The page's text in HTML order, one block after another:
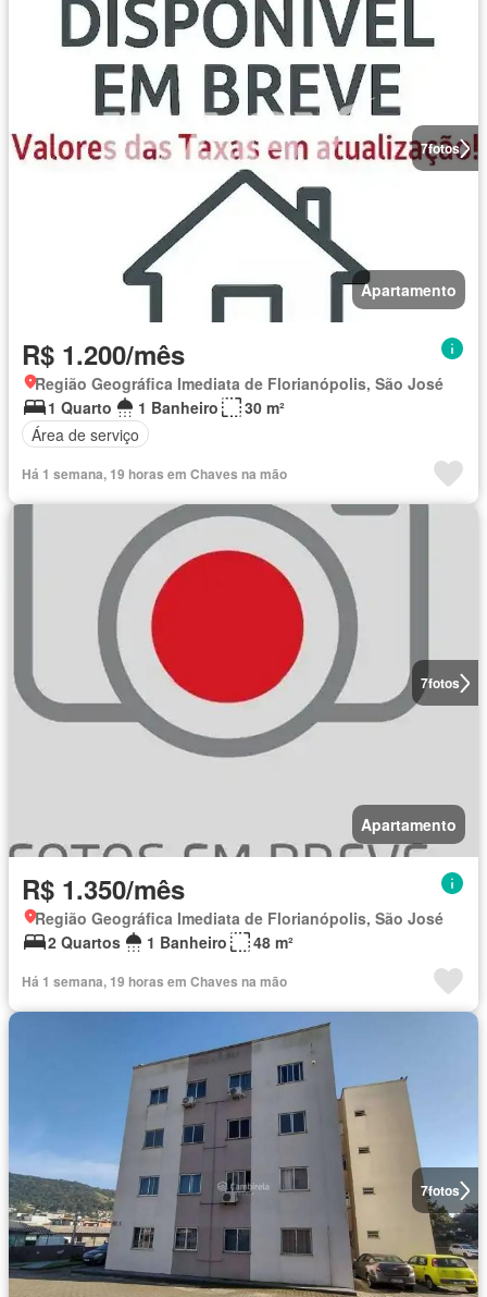
7fotos
Apartamento
R$ 1.200/mês
Região Geográfica Imediata de Florianópolis, São José
1 Quarto
1 Banheiro
30 m²
Área de serviço
Há 1 semana, 19 horas em Chaves na mão
7fotos
Apartamento
R$ 1.350/mês
Região Geográfica Imediata de Florianópolis, São José
2 Quartos
1 Banheiro 48 m²
Há 1 semana, 19 horas em Chaves na mão
7fotos